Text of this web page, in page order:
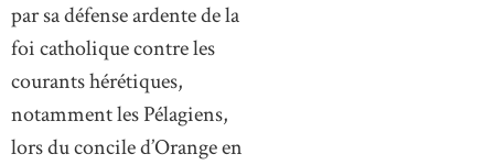
par sa défense ardente de la
foi catholique contre les
courants hérétiques,
notamment les Pélagiens,
lors du concile d’Orange en